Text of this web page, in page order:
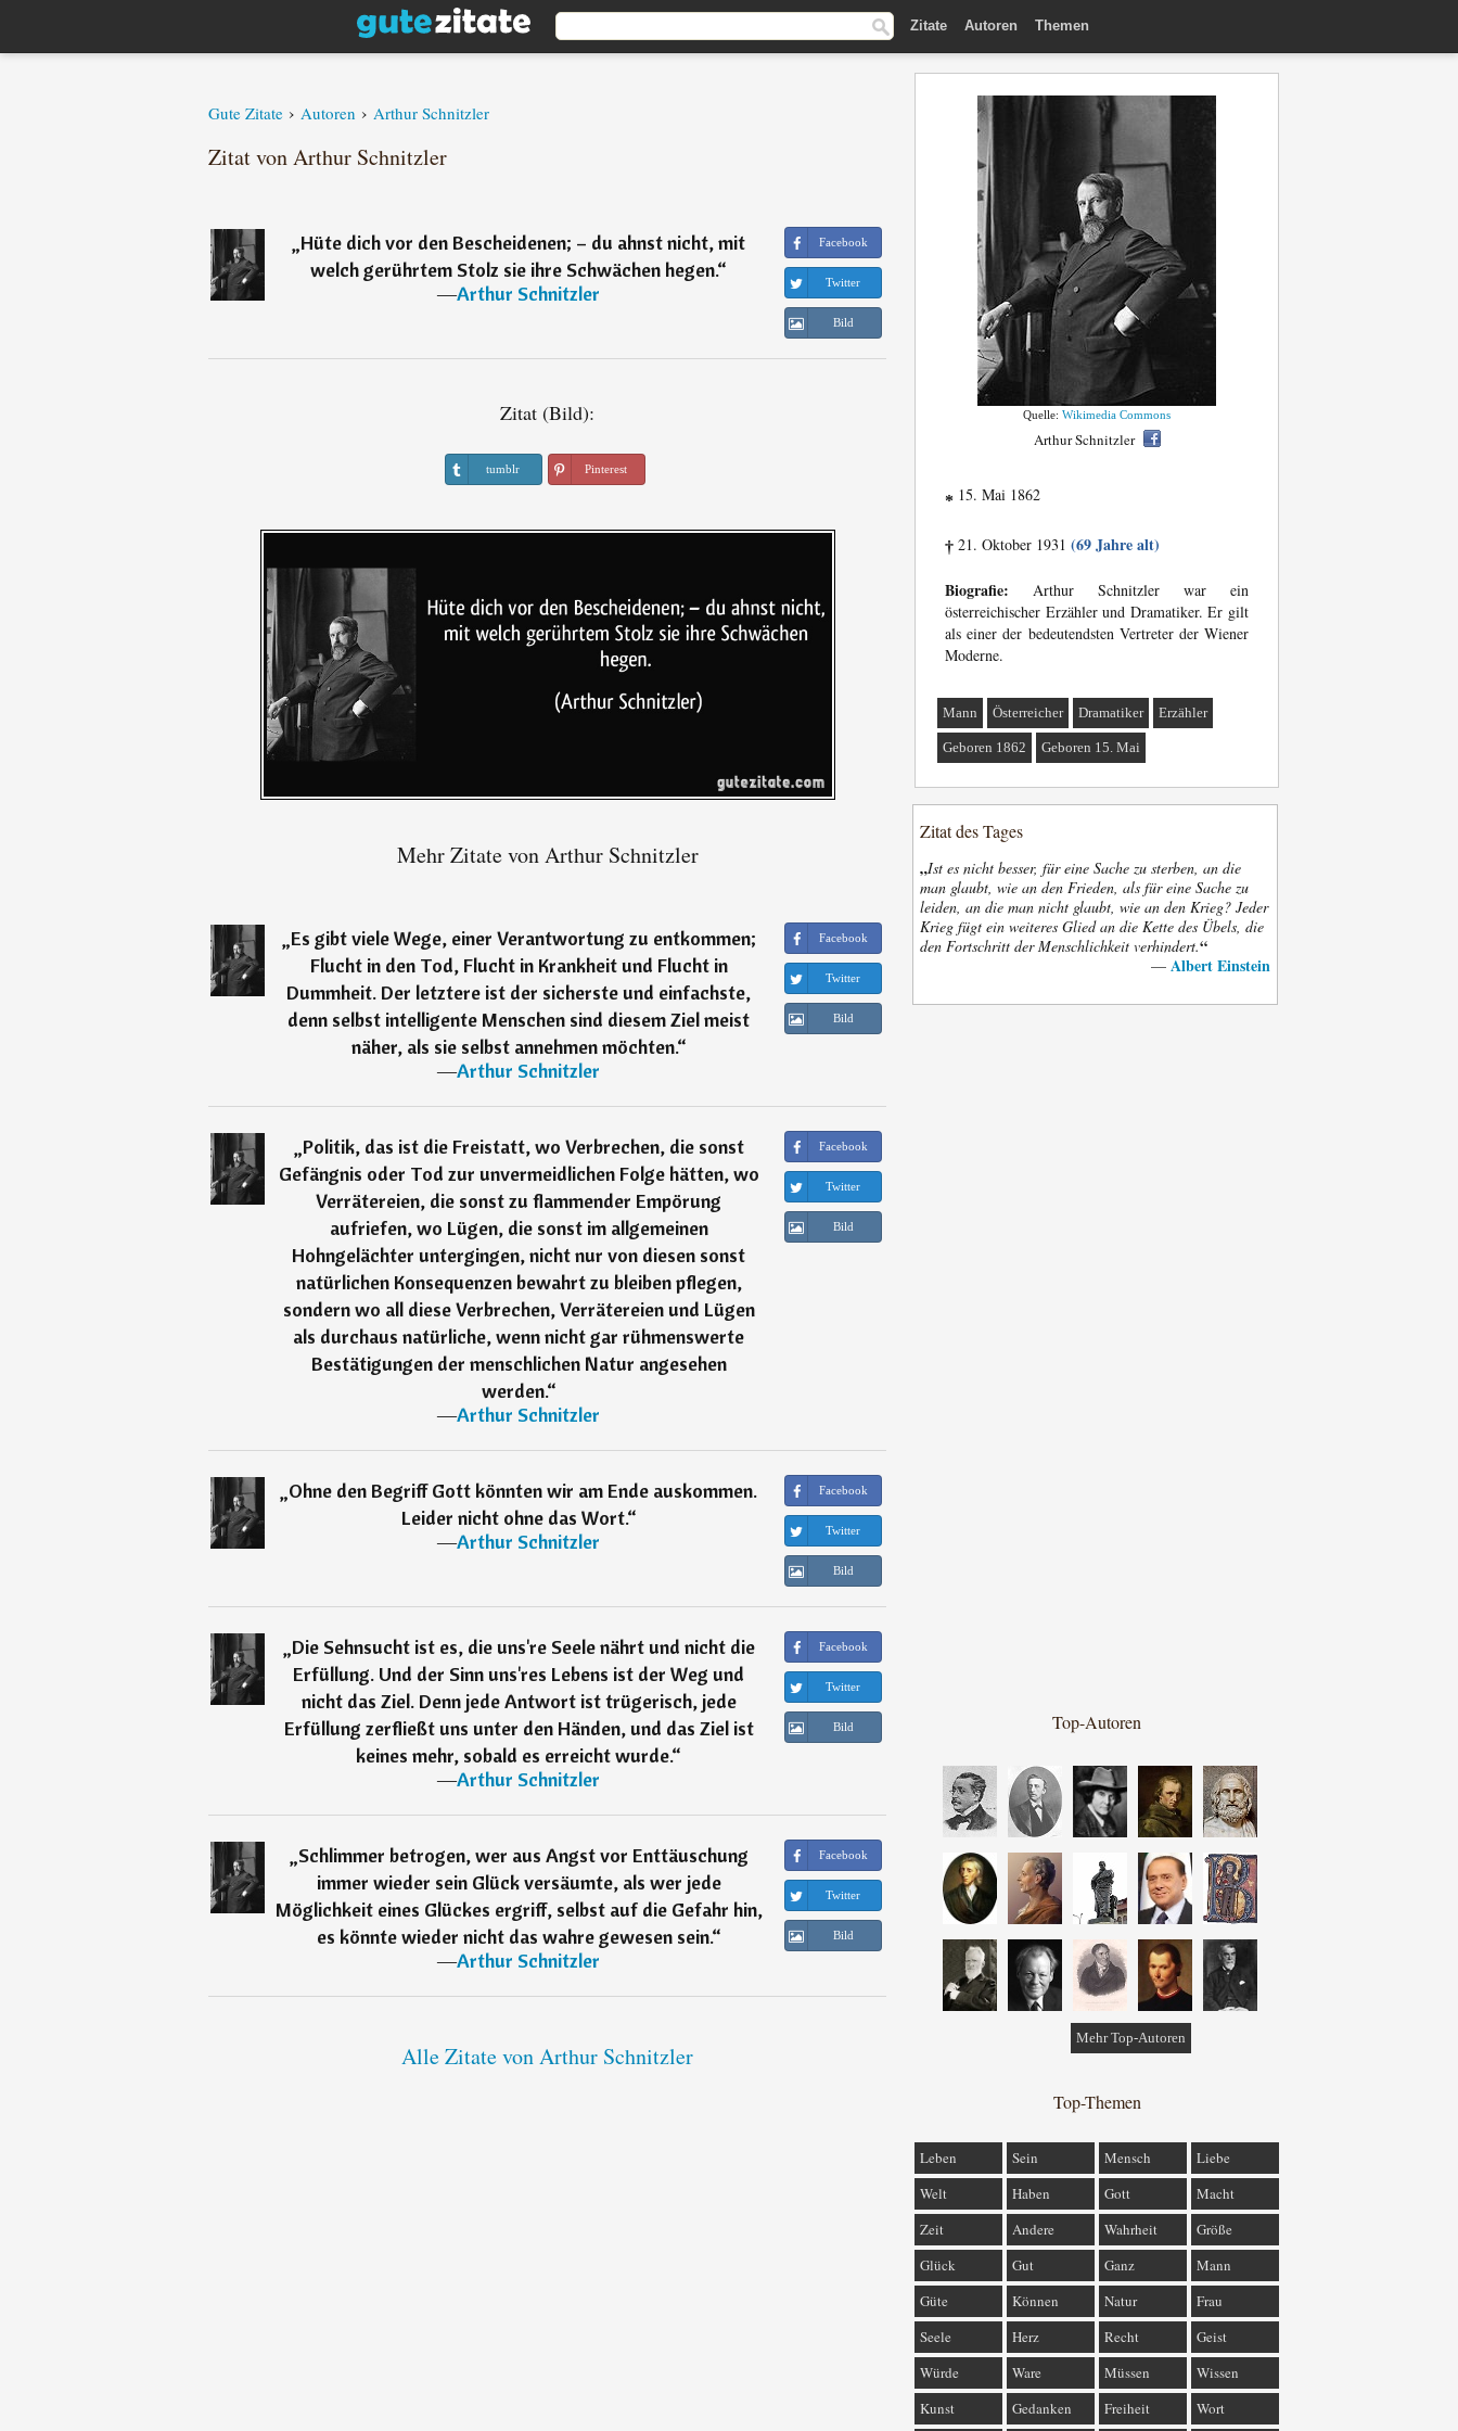
Zitate Autoren Themen
Gute Zitate › Autoren › Arthur Schnitzler
Zitat von Arthur Schnitzler
„Hüte dich vor den Bescheidenen; – du ahnst nicht, mit
welch gerührtem Stolz sie ihre Schwächen hegen.“
―Arthur Schnitzler
Facebook
Twitter
Bild
Zitat (Bild):
tumblr Pinterest
Mehr Zitate von Arthur Schnitzler
„Es gibt viele Wege, einer Verantwortung zu entkommen;
Flucht in den Tod, Flucht in Krankheit und Flucht in
Dummheit. Der letztere ist der sicherste und einfachste,
denn selbst intelligente Menschen sind diesem Ziel meist
näher, als sie selbst annehmen möchten.“
―Arthur Schnitzler
Facebook
Twitter
Bild
„Politik, das ist die Freistatt, wo Verbrechen, die sonst
Gefängnis oder Tod zur unvermeidlichen Folge hätten, wo
Verrätereien, die sonst zu flammender Empörung
aufriefen, wo Lügen, die sonst im allgemeinen
Hohngelächter untergingen, nicht nur von diesen sonst
natürlichen Konsequenzen bewahrt zu bleiben pflegen,
sondern wo all diese Verbrechen, Verrätereien und Lügen
als durchaus natürliche, wenn nicht gar rühmenswerte
Bestätigungen der menschlichen Natur angesehen
werden.“
―Arthur Schnitzler
Facebook
Twitter
Bild
„Ohne den Begriff Gott könnten wir am Ende auskommen.
Leider nicht ohne das Wort.“
―Arthur Schnitzler
Facebook
Twitter
Bild
„Die Sehnsucht ist es, die uns're Seele nährt und nicht die
Erfüllung. Und der Sinn uns'res Lebens ist der Weg und
nicht das Ziel. Denn jede Antwort ist trügerisch, jede
Erfüllung zerfließt uns unter den Händen, und das Ziel ist
keines mehr, sobald es erreicht wurde.“
―Arthur Schnitzler
Facebook
Twitter
Bild
„Schlimmer betrogen, wer aus Angst vor Enttäuschung
immer wieder sein Glück versäumte, als wer jede
Möglichkeit eines Glückes ergriff, selbst auf die Gefahr hin,
es könnte wieder nicht das wahre gewesen sein.“
―Arthur Schnitzler
Facebook
Twitter
Bild
Alle Zitate von Arthur Schnitzler
Quelle: Wikimedia Commons
Arthur Schnitzler
* 15. Mai 1862
† 21. Oktober 1931 (69 Jahre alt)
Biografie: Arthur Schnitzler war ein
österreichischer Erzähler und Dramatiker. Er gilt
als einer der bedeutendsten Vertreter der Wiener
Moderne.
Mann Österreicher Dramatiker Erzähler
Geboren 1862 Geboren 15. Mai
Zitat des Tages
„Ist es nicht besser, für eine Sache zu sterben, an die
man glaubt, wie an den Frieden, als für eine Sache zu
leiden, an die man nicht glaubt, wie an den Krieg? Jeder
Krieg fügt ein weiteres Glied an die Kette des Übels, die
den Fortschritt der Menschlichkeit verhindert.“
— Albert Einstein
Top-Autoren
Mehr Top-Autoren
Top-Themen
Leben Sein Mensch
Liebe
Welt
Haben Gott
Macht
Zeit
Andere Wahrheit
Größe
Glück
Gut Ganz
Mann
Güte
Können Natur
Frau
Seele
Herz Recht
Geist
Würde
Ware Müssen
Wissen
Kunst
Gedanken Freiheit Wort